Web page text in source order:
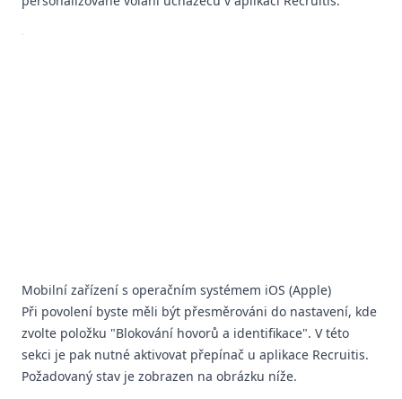
Mobilní zařízení s operačním systémem iOS (Apple)
Při povolení byste měli být přesměrováni do nastavení, kde
zvolte položku "Blokování hovorů a identifikace". V této
sekci je pak nutné aktivovat přepínač u aplikace Recruitis.
Požadovaný stav je zobrazen na obrázku níže.